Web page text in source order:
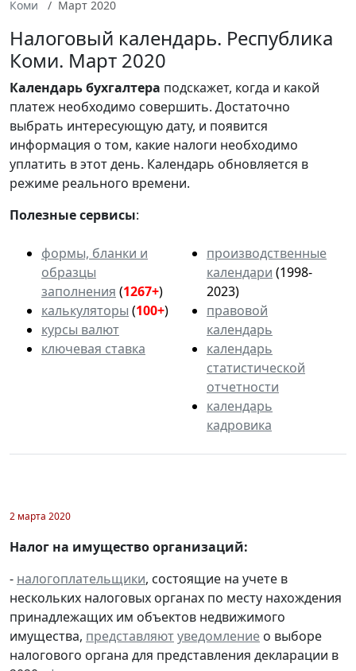
Коми
Март 2020
Налоговый календарь. Республика
Коми. Март 2020
Календарьбухгалтера подскажет, когда и какой
платеж необходимо совершить. Достаточно
выбрать интересующую дату, и появится
информация о том, какие налоги необходимо
уплатить в этот день. Календарь обновляется в
режиме реального времени.
Полезные сервисы:
формы, бланки и
образцы
заполнения (1267+)
калькуляторы (100+)
курсы валют
ключевая ставка
производственные
календари (1998-
2023)
правовой
календарь
календарь
статистической
отчетности
календарь
кадровика
2 марта 2020
Налог на имущество организаций:
- налогоплательщики, состоящие на учете в
нескольких налоговых органах по месту нахождения
принадлежащих им объектов недвижимого
имущества, представляютуведомление о выборе
налогового органа для представления декларации в